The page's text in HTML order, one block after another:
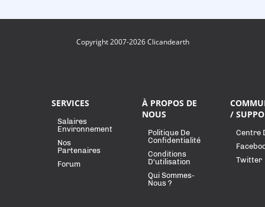
Copyright 2007-2026 Clicandearth
SERVICES
Salaires
Environnement
Nos
Partenaires
Forum
À PROPOS DE
NOUS
Politique De
Confidentialité
Conditions
D'utilisation
Qui Sommes-
Nous ?
/
Centre
Twitter